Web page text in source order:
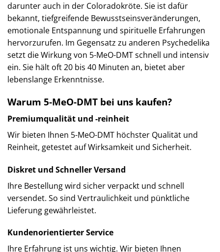
darunter auch in der Coloradokröte. Sie ist dafür
bekannt, tiefgreifende Bewusstseinsveränderungen,
emotionale Entspannung und spirituelle Erfahrungen
hervorzurufen. Im Gegensatz zu anderen Psychedelika
setzt die Wirkung von 5-MeO-DMT schnell und intensiv
ein. Sie hält oft 20 bis 40 Minuten an, bietet aber
lebenslange Erkenntnisse.
Warum 5-MeO-DMT bei uns kaufen?
Premiumqualität und -reinheit
Wir bieten Ihnen 5-MeO-DMT höchster Qualität und
Reinheit, getestet auf Wirksamkeit und Sicherheit.
Diskret und Schneller Versand
Ihre Bestellung wird sicher verpackt und schnell
versendet. So sind Vertraulichkeit und pünktliche
Lieferung gewährleistet.
Kundenorientierter Service
Ihre Erfahrung ist uns wichtig. Wir bieten Ihnen